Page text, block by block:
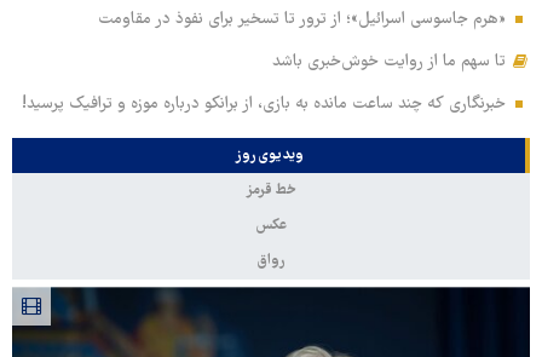
«هرم جاسوسی اسرائیل»؛ از ترور تا تسخیر برای نفوذ در مقاومت
تا سهم ما از روایت خوش‌خبری باشد
خبرنگاری که چند ساعت مانده به بازی، از برانکو درباره موزه و ترافیک پرسید!
ویدیوی روز
خط قرمز
عکس
رواق